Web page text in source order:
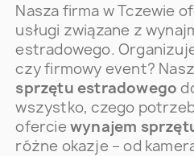
Nasza firma w Tczewie
usługi związane z
estradowego.
czy firmowy event?
sprzętu estradowego
wszystko, czego
oferciewynajem
różne okazje – od